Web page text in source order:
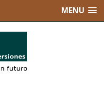
MENU